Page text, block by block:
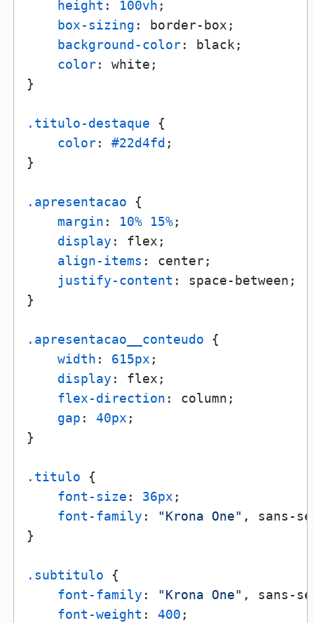
height : 100vh ;
box-sizing : border-box;
background-color: black;
color: white;
}
.titulo-destaque {
color: #22d4fd ;
}
.apresentacao {
margin : 10% 15%;
display : flex;
align-items : center;
justify-content : space-between;
}
.apresentacao__conteudo {
width : 615px ;
display : flex;
flex-direction : column;
gap : 40px ;
}
.titulo {
font-size : 36px ;
font-family : "Krona One" , sans-
}
.subtitulo {
font-family : "Krona One" , sans-
font-weight : 400 ;